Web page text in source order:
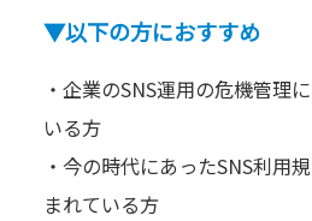
▼以下の方におすすめ
・企業のSNS運用の危機管理
いる方
・今の時代にあったSNS利用
まれている方